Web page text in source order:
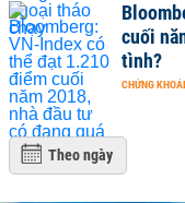
cuối
tình?
CHỨNG
Theo ngày